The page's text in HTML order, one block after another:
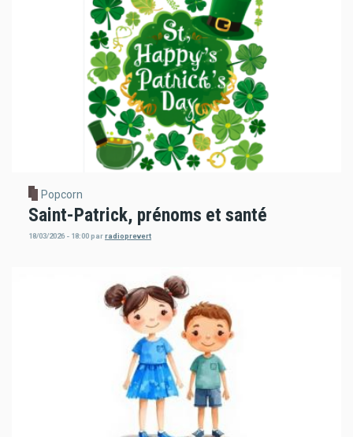
Popcorn
Saint-Patrick, prénoms et santé
18/03/2026 - 18:00parradioprevert